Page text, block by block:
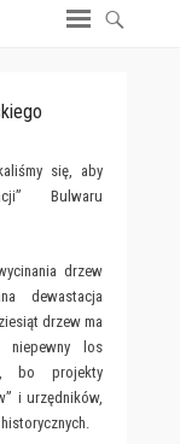
się, aby
Bulwaru
drzew
dewastacja
drzew ma
niepewny los
bo projekty
i urzędników,